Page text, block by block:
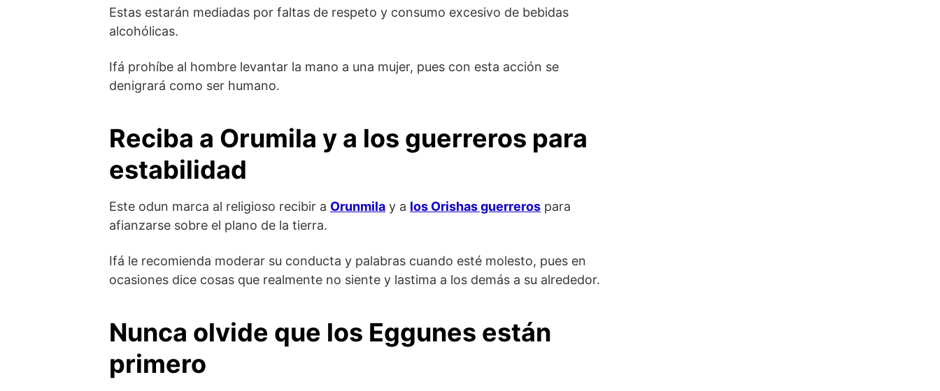
Estas estarán mediadas por faltas de respeto y consumo excesivo de bebidas
alcohólicas.
Ifá prohíbe al hombre levantar la mano a una mujer, pues con esta acción se
denigrará como ser humano.
Reciba a Orumila y a los guerreros para
estabilidad
Este odun marca al religioso recibir a Orunmila y a los Orishas guerreros para
afianzarse sobre el plano de la tierra.
Ifá le recomienda moderar su conducta y palabras cuando esté molesto, pues en
ocasiones dice cosas que realmente no siente y lastima a los demás a su alrededor.
Nunca olvide que los Eggunes están
primero